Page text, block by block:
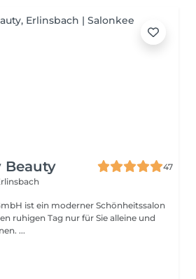
Beauty
47
ist ein moderner Schönheitssalon
...